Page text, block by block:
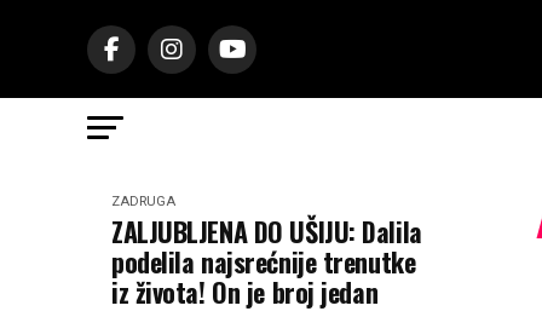
ZADRUGA
ZALJUBLJENA DO UŠIJU: Dalila
podelila najsrećnije trenutke
iz života! On je broj jedan